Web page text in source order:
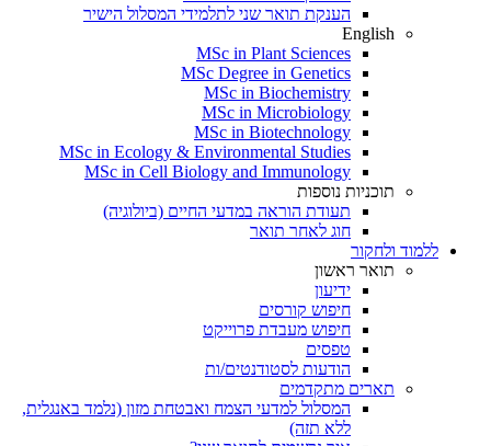
הענקת תואר שני לתלמידי המסלול הישיר
English
MSc in Plant Sciences
MSc Degree in Genetics
MSc in Biochemistry
MSc in Microbiology
MSc in Biotechnology
MSc in Ecology & Environmental Studies
MSc in Cell Biology and Immunology
תוכניות נוספות
תעודת הוראה במדעי החיים (ביולוגיה)
חוג לאחר תואר
ללמוד ולחקור
תואר ראשון
ידיעון
חיפוש קורסים
חיפוש מעבדת פרוייקט
טפסים
הודעות לסטודנטים/ות
תארים מתקדמים
המסלול למדעי הצמח ואבטחת מזון (נלמד באנגלית,
ללא תזה)